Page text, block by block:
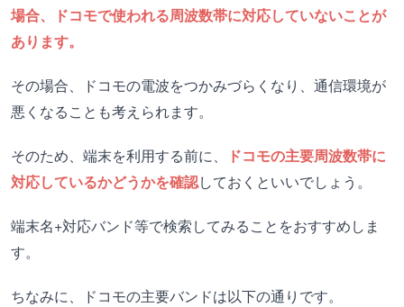
場合、ドコモで使われる周波数帯に対応していないことが
あります。
その場合、ドコモの電波をつかみづらくなり、通信環境が
悪くなることも考えられます。
そのため、端末を利用する前に、
ドコモの主要周波数帯に
対応しているかどうかを確認しておくといいでしょう。
端末名+対応バンド等で検索してみることをおすすめしま
す。
ちなみに、ドコモの主要バンドは以下の通りです。